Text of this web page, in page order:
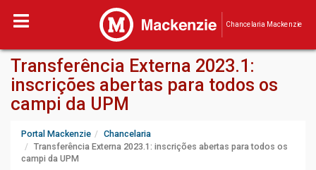
Chancelaria Mackenzie
Transferência Externa 2023.1:
inscrições abertas para todos os
campi da UPM
Portal Mackenzie
Chancelaria
Transferência Externa 2023.1: inscrições abertas para todos os
campi da UPM